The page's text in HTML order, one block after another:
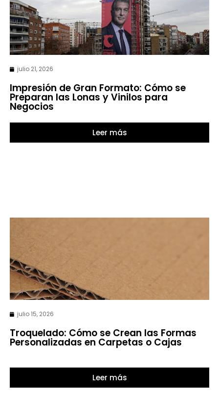
julio 21, 2026
Impresión de Gran Formato: Cómo se
Preparan las Lonas y Vinilos para
Negocios
Leer más
julio 15, 2026
Troquelado: Cómo se Crean las Formas
Personalizadas en Carpetas o Cajas
Leer más